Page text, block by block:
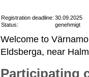
Registration deadline: 30.09.2025
Status:
genehmigt
Welcome to
Eldsberga, near
Participating